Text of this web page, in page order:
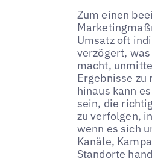
Zum einen
Umsatz oft
verzögert,
macht,
Ergebnisse zu
hinaus kann
sein, die
zu verfolgen,
wenn es sich
Kanäle,
Standorte